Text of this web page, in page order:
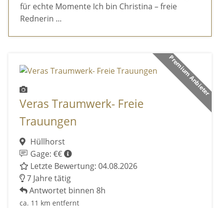
für echte Momente Ich bin Christina – freie
Rednerin ...
Premium Anbieter
Veras Traumwerk- Freie
Trauungen
Hüllhorst
Gage: €€
Letzte Bewertung: 04.08.2026
7 Jahre tätig
Antwortet binnen 8h
ca. 11 km entfernt